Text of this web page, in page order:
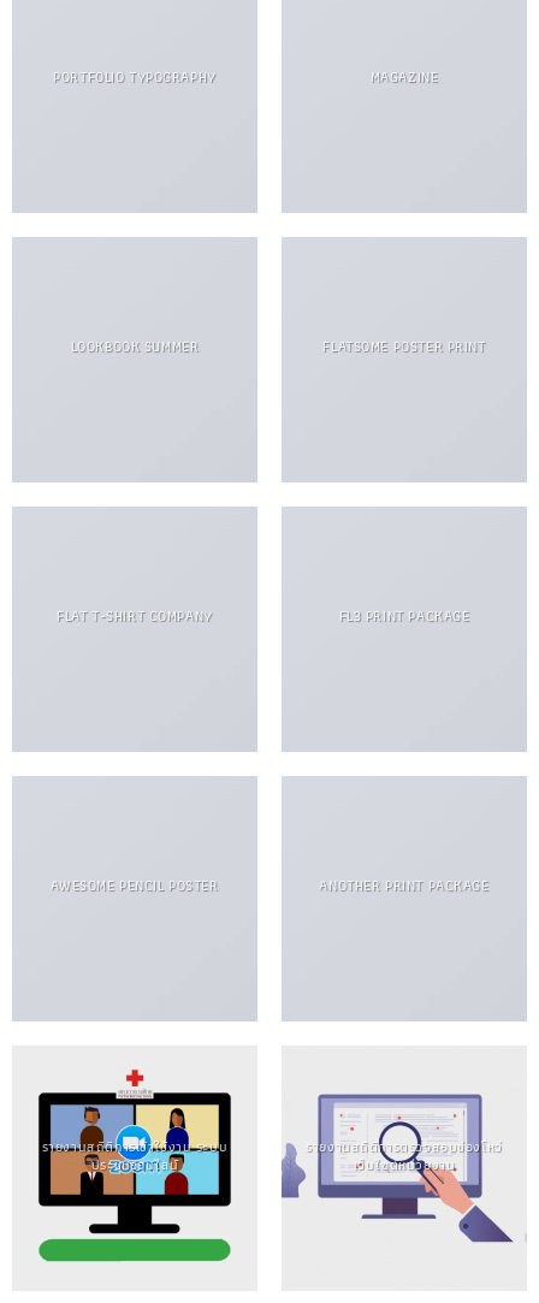
PORTFOLIO TYPOGRAPHY MAGAZINE
LOOKBOOK SUMMER FLATSOME POSTER PRINT
FLAT T-SHIRT COMPANY FL3 PRINT PACKAGE
AWESOME PENCIL POSTER ANOTHER PRINT PACKAGE
รายงานสถิติการเข้าใช้งาน ระบบ
ประชุมออนไลน์
รายงานสถิติการตรวจสอบช่องโหว่
เว็บไซต์หน่วยงาน